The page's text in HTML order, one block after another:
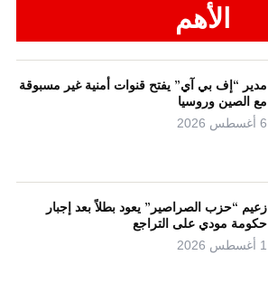
الأهم
مدير “إف بي آي” يفتح قنوات أمنية غير مسبوقة
مع الصين وروسيا
6 أغسطس 2026
زعيم “حزب الصراصير” يعود بطلاً بعد إجبار
حكومة مودي على التراجع
1 أغسطس 2026